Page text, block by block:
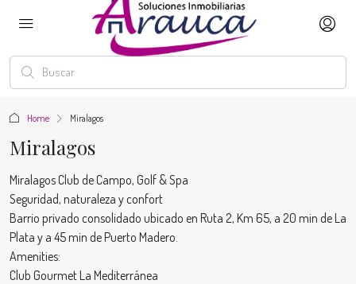
Home Miralagos
Miralagos
Miralagos Club de Campo, Golf & Spa
Seguridad, naturaleza y confort
Barrio privado consolidado ubicado en Ruta 2, Km 65, a 20 min de La
Plata y a 45 min de Puerto Madero.
Amenities:
Club Gourmet La Mediterránea